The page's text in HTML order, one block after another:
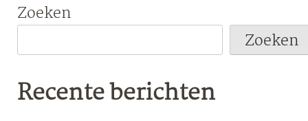
Zoeken
Zoeken
Recente berichten